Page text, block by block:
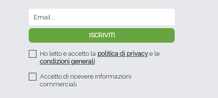
Ho letto e accetto la politica di privacye le
condizioni generali
Accetto di ricevere informazioni
commerciali